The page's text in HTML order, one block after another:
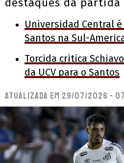
destaques da partida
Universidad Central
Santos na Sul-
Torcida critica
da UCV para o Santos
Atualizada em 29/07/2026 -